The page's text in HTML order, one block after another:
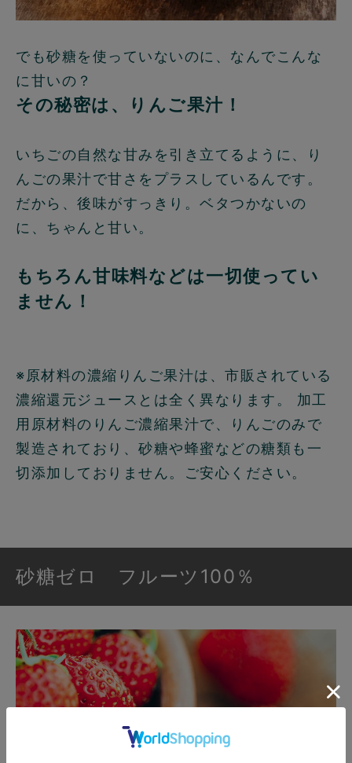
でも砂糖を使っていないのに、なんでこんな
に甘いの？
その秘密は、りんご果汁！
いちごの自然な甘みを引き立てるように、り
んごの果汁で甘さをプラスしているんです。
だから、後味がすっきり。ベタつかないの
に、ちゃんと甘い。
もちろん甘味料などは一切使ってい
ません！
※原材料の濃縮りんご果汁は、市販されている
濃縮還元ジュースとは全く異なります。 加工
用原材料のりんご濃縮果汁で、りんごのみで
製造されており、砂糖や蜂蜜などの糖類も一
切添加しておりません。ご安心ください。
砂糖ゼロ フルーツ100％